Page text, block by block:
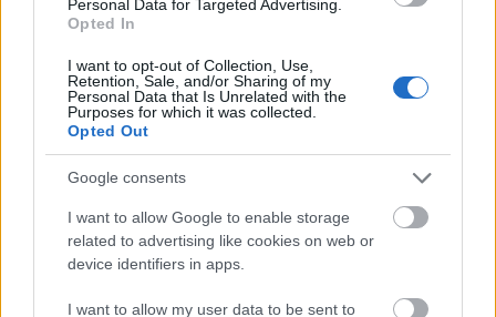
Personal Data for Targeted Advertising.
Opted In
I want to opt-out of Collection, Use,
Retention, Sale, and/or Sharing of my
Personal Data that Is Unrelated with the
Purposes for which it was collected.
Opted Out
Google consents
I want to allow Google to enable storage
related to advertising like cookies on web or
device identifiers in apps.
I want to allow my user data to be sent to
Foreløpig terminliste for Skandinavisk Cup
2023-2024:
15. til 17. desember: Vuokatti, Finland
12. til 14. januar: Otepää, Estland
1.til 3.mars: Hommelvik, Norge